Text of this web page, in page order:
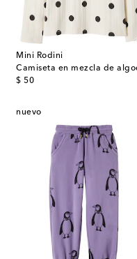
Mini Rodini
$ 50
original price
nuevo